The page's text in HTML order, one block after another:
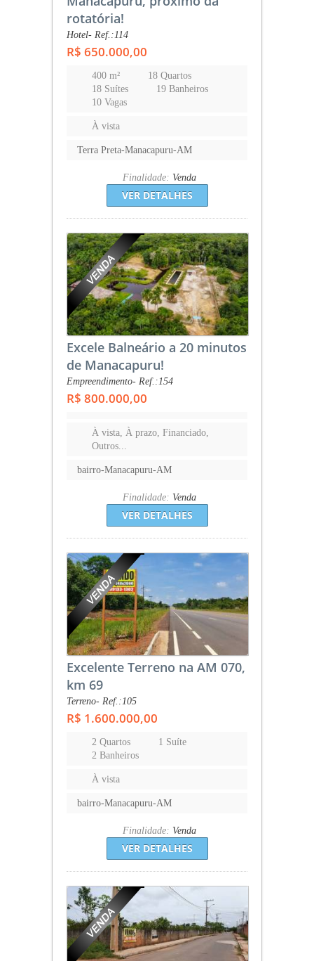
rotatória!
Hotel- Ref.:114
R$ 650.000,00
400 m²
18 Quartos
18 Suítes
19 Banheiros
10 Vagas
À vista
Terra Preta-Manacapuru-AM
Finalidade: Venda
VER DETALHES
Excele Balneário a 20 minutos
de Manacapuru!
Empreendimento- Ref.:154
R$ 800.000,00
À vista, À prazo, Financiado,
Outros...
bairro-Manacapuru-AM
Finalidade: Venda
VER DETALHES
Excelente Terreno na AM 070,
km 69
Terreno- Ref.:105
R$ 1.600.000,00
2 Quartos
1 Suíte
2 Banheiros
À vista
bairro-Manacapuru-AM
Finalidade: Venda
VER DETALHES